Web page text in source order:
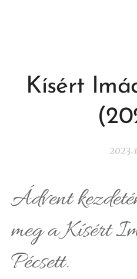
Kísért
Ádvent
meg a Kísért
Pécsett.